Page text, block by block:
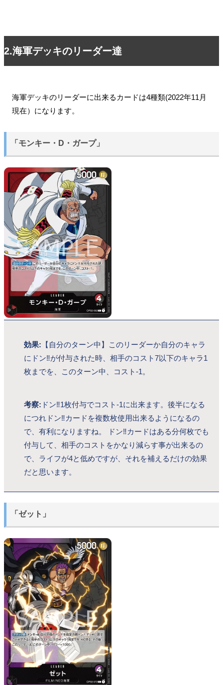
2.海軍デッキのリーダー達
海軍デッキのリーダーに出来るカードは4種類(2022年11月
現在）になります。
「モンキー・D・ガープ」
効果: 【自分のターン中】このリーダーか自分のキャラ
にドン‼が付与された時、相手のコスト7以下のキャラ1
枚までを、このターン中、コスト-1。
考察: ドン‼1枚付与でコスト-1に出来ます。後半になる
につれドン‼カードを複数枚使用出来るようになるの
で、有利になりますね。 ドン‼カードはある分何枚でも
付与して、相手のコストをかなり減らす事が出来るの
で、ライフが4と低めですが、それを補えるだけの効果
だと思います。
「ゼット」